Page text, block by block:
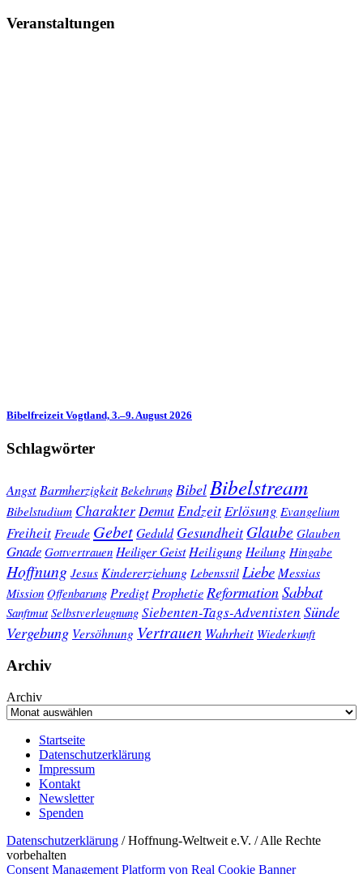
Veranstaltungen
Bibelfreizeit Vogtland, 3.–9. August 2026
Schlagwörter
Angst Barmherzigkeit Bekehrung Bibel Bibelstream
Bibelstudium Charakter Demut EndzeitErlösung Evangelium
Freiheit Freude GebetGeduld Gesundheit Glaube Glauben
Gnade Gottvertrauen Heiliger Geist Heiligung Heilung Hingabe
Hoffnung Jesus Kindererziehung Lebensstil Liebe Messias
Mission Offenbarung Predigt Prophetie ReformationSabbat
Sanftmut Selbstverleugnung Siebenten-Tags-Adventisten Sünde
Vergebung Versöhnung Vertrauen Wahrheit Wiederkunft
Archiv
Archiv
Startseite
Datenschutzerklärung
Impressum
Kontakt
Newsletter
Spenden
Datenschutzerklärung / Hoffnung-Weltweit e.V. / Alle Rechte
vorbehalten
Consent Management Platform von Real Cookie Banner